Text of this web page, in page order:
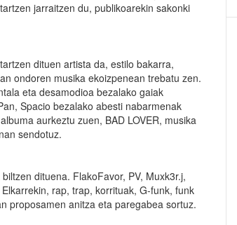
jarraitzen du, publikoarekin sakonki
dituen artista da, estilo bakarra,
ondoren musika ekoizpenean trebatu zen.
eta desamodioa bezalako gaiak
Spacio bezalako abesti nabarmenak
aurkeztu zuen, BAD LOVER, musika
sendotuz.
dituena. FlakoFavor, PV, Muxk3r.j,
rap, trap, korrituak, G-funk, funk
proposamen anitza eta paregabea sortuz.